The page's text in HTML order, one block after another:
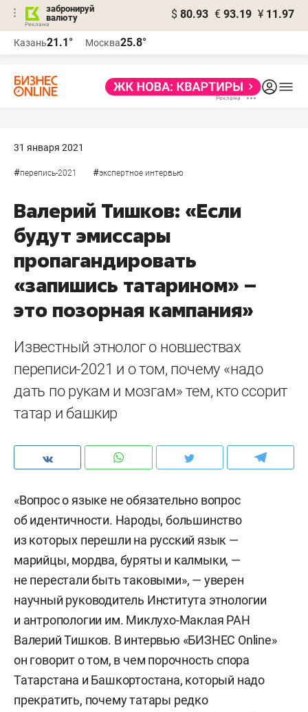
забронируй
валюту
$ 80.93 € 93.19 ¥ 11.97
Казань21.1° Москва25.8°
31 января 2021
#перепись-2021 #экспертное интервью
Валерий Тишков: «Если
будут эмиссары
пропагандировать
«запишись татарином» –
это позорная кампания»
Известный этнолог о новшествах
переписи-2021 и о том, почему «надо
дать по рукам и мозгам» тем, кто ссорит
татар и башкир
«Вопрос о языке не обязательно вопрос
об идентичности. Народы, большинство
из которых перешли на русский язык —
марийцы, мордва, буряты и калмыки, —
не перестали быть таковыми», — уверен
научный руководитель Института этнологии
и антропологии им. Миклухо-Маклая РАН
Валерий Тишков. В интервью «БИЗНЕС Online»
он говорит о том, в чем порочность спора
Татарстана и Башкортостана, который надо
прекратить, почему татары редко